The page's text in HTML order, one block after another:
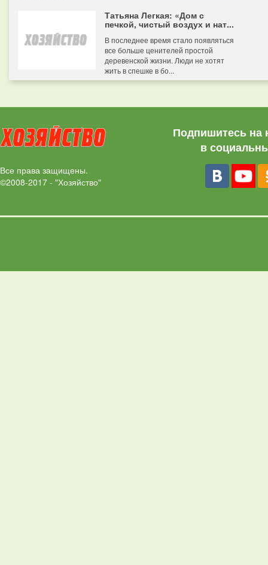
Татьяна Легкая: «Дом с
печкой, чистый воздух и нат...
В последнее время стало появляться
все больше ценителей простой
деревенской жизни. Люди не хотят
жить в спешке в бо...
Все права защищены.
©2008-2017 - "Хозяйство"
Подпишитесь на
в